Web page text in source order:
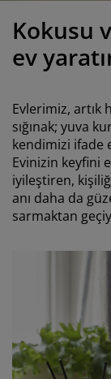
yatakları
ranza ve
ürünleri
mekan
aksesuarları
Kokusu
ev
Evlerimiz, artık
sığınak; yuva
kendimizi ifade
Evinizin keyfini
iyileştiren,
anı daha da
sarmaktan